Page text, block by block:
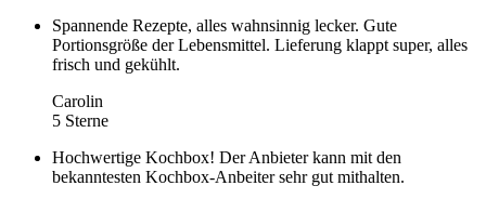
Spannende Rezepte, alles wahnsinnig lecker. Gute
Portionsgröße der Lebensmittel. Lieferung klappt super, alles
frisch und gekühlt.
Carolin
5 Sterne
Hochwertige Kochbox! Der Anbieter kann mit den
bekanntesten Kochbox-Anbeiter sehr gut mithalten.